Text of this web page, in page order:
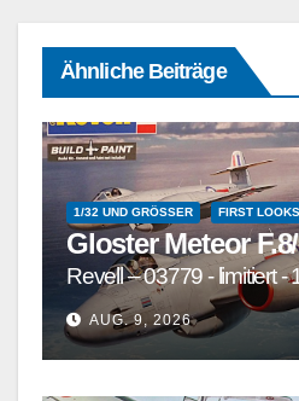
Ähnliche Beiträge
1/32 UND GRÖSSER FIRST LOOKS
Gloster Meteor
Revell – 03779 - limitiert -
AUG. 9, 2026